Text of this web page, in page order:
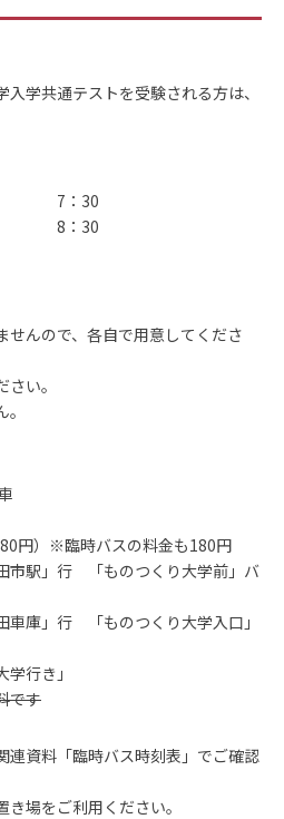
学共通テストを受験される方は、
間 7：30
8：30
んので、各自で用意してくださ
い。
円）※臨時バスの料金も180円
市駅」行 「ものつくり大学前」バ
庫」行 「ものつくり大学入口」
行き」
です
資料「臨時バス時刻表」でご確認
場をご利用ください。